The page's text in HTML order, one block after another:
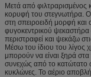
Μετά από φιλτραρισμένος
κορυφή του στεγνωτήρα. Ο
στη σπειροειδή μορφή
φυγοκεντρικού
περιστραφεί και ψεκάζω
Μέσω του ίδιου του λίγος
μπορούν να είναι ξηρά
συνεχώς από το κατώτατο
κυκλώνες. Το αέριο